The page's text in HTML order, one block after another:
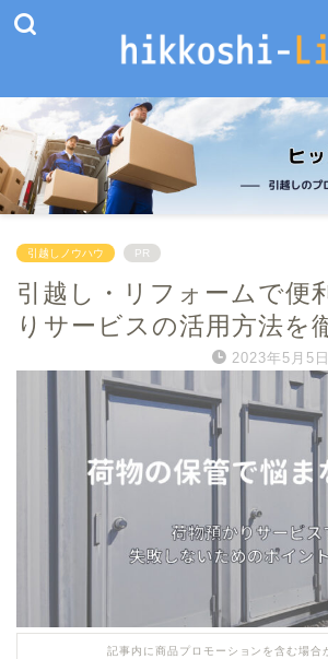
引越しノウハウ PR
引越し・リフォームで便
りサービスの活用方法を
2023年5月5日
記事内に商品プロモーションを含む場合